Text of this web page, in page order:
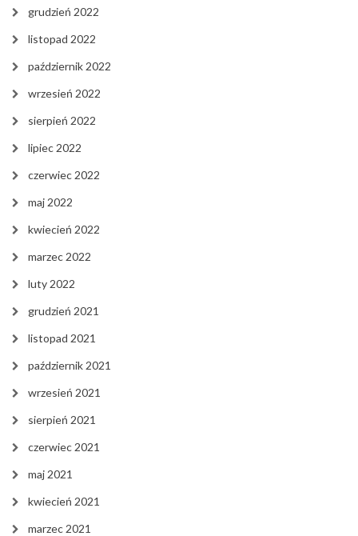
grudzień 2022
listopad 2022
październik 2022
wrzesień 2022
sierpień 2022
lipiec 2022
czerwiec 2022
maj 2022
kwiecień 2022
marzec 2022
luty 2022
grudzień 2021
listopad 2021
październik 2021
wrzesień 2021
sierpień 2021
czerwiec 2021
maj 2021
kwiecień 2021
marzec 2021